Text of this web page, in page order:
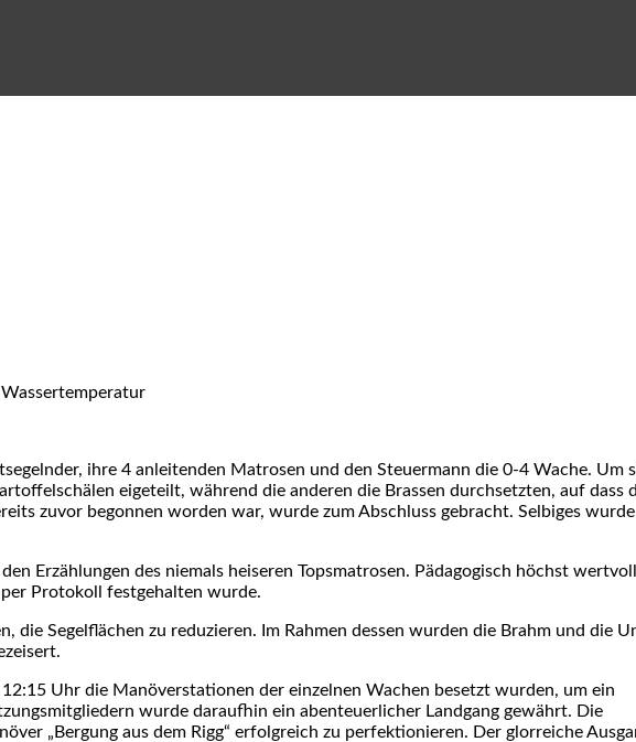
ihre 4 anleitenden Matrosen und den Steuermann die 0-4 Wache. Um
eigeteilt, während die anderen die Brassen durchsetzten, auf dass
zuvor begonnen worden war, wurde zum Abschluss gebracht. Selbiges wurde
Erzählungen des niemals heiseren Topsmatrosen. Pädagogisch höchst
per Protokoll festgehalten wurde.
Segelflächen zu reduzieren. Im Rahmen dessen wurden die Brahm und die
Uhr die Manöverstationen der einzelnen Wachen besetzt wurden, um ein
wurde daraufhin ein abenteuerlicher Landgang gewährt. Die
„Bergung aus dem Rigg“ erfolgreich zu perfektionieren. Der glorreiche